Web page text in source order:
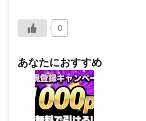
0
あなたにおすすめ